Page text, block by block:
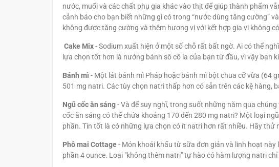
nước, muối và các chất phụ gia khác vào thịt để giúp thành phẩm
cảnh báo cho bạn biết những gì có trong “nước dùng tăng cường”
không được tăng cường và thêm hương vị với kết hợp gia vị không
Cake Mix- Sodium xuất hiện ở một số chỗ rất bất ngờ. Ai có thể
lựa chọn tốt hơn là nướng bánh sô cô la của bạn từ đầu, vì vậy bạn
Bánh mì - Một lát bánh mì Pháp hoặc bánh mì bột chua cỡ vừa (64
501 mg natri. Các tùy chọn natri thấp hơn có sẵn trên các kệ hàng,
Ngũ cốc ăn sáng- Và để suy nghĩ, trong suốt những năm qua
cốc ăn sáng có thể chứa khoảng 170 đến 280 mg natri? Một loại
phần. Tin tốt là có những lựa chọn có ít natri hơn rất nhiều. Hãy
Phô mai Cottage- Món khoái khẩu từ sữa đơn giản và linh hoạt
phần 4 ounce. Loại "không thêm natri" tự hào có hàm lượng natri